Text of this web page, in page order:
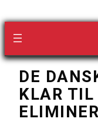
DE
KLAR TIL